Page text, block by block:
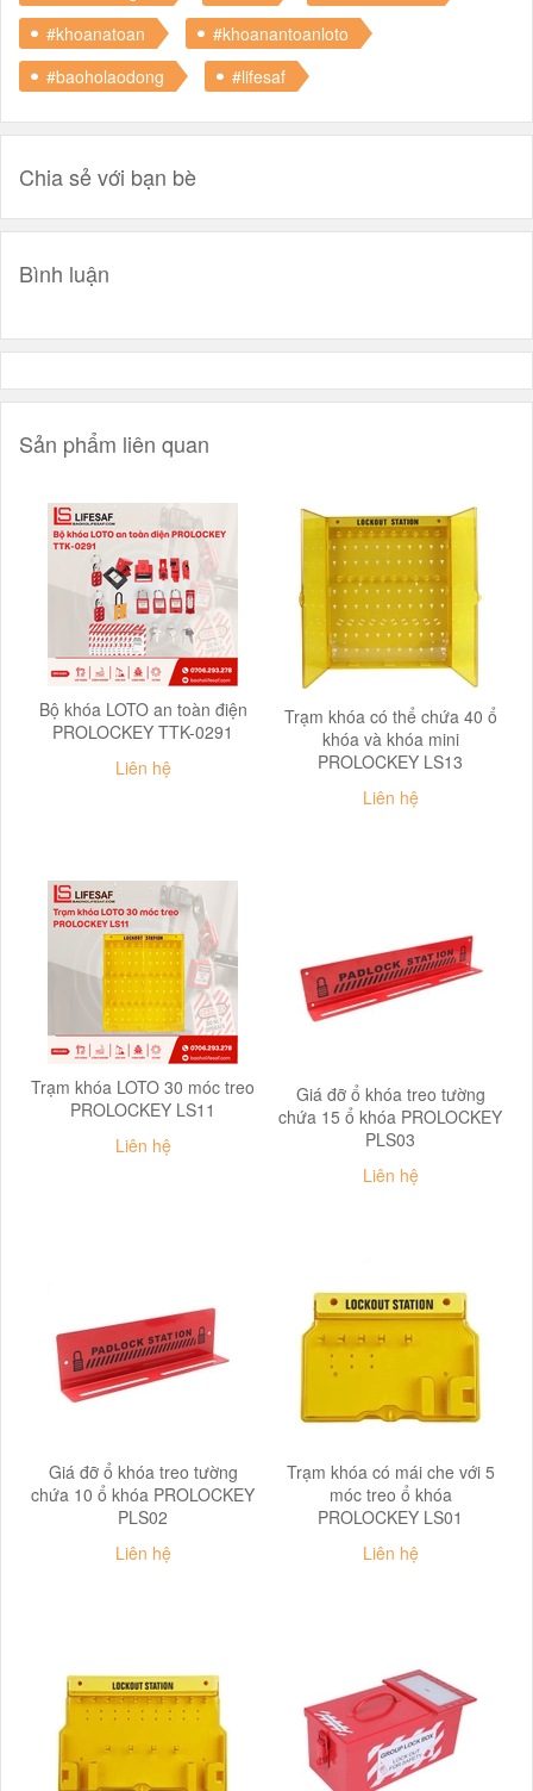
#khoanatoan
#khoanantoanloto
#baoholaodong
#lifesaf
Chia sẻ với bạn bè
Bình luận
Sản phẩm liên quan
Bộ khóa LOTO an toàn điện
PROLOCKEY TTK-0291
Liên hệ
Trạm khóa có thể chứa 40 ổ
khóa và khóa mini
PROLOCKEY LS13
Liên hệ
Trạm khóa LOTO 30 móc treo
PROLOCKEY LS11
Liên hệ
Giá đỡ ổ khóa treo tường
chứa 15 ổ khóa PROLOCKEY
PLS03
Liên hệ
Giá đỡ ổ khóa treo tường
chứa 10 ổ khóa PROLOCKEY
PLS02
Liên hệ
Trạm khóa có mái che với 5
móc treo ổ khóa
PROLOCKEY LS01
Liên hệ